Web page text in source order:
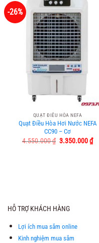
-26%
QUẠT ĐIỀU HÒA NEFA
Quạt Điều Hòa Hơi Nước NEFA
CC90 – Cơ
4.550.000₫ Giá
3.350.000₫Giá
HỖ TRỢ KHÁCH HÀNG
Lợi ích mua sắm online
Kinh nghiệm mua sắm